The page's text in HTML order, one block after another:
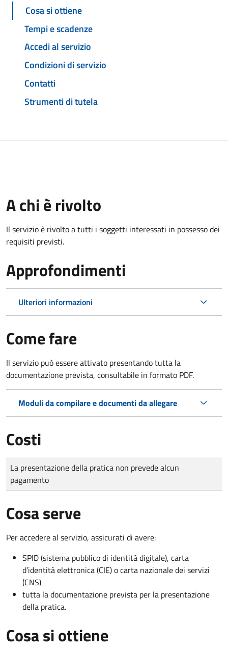
Cosa si ottiene
Tempi e scadenze
Accedi al servizio
Condizioni di servizio
Contatti
Strumenti di tutela
A chi è rivolto
Il servizio è rivolto a tutti i soggetti interessati in possesso dei
requisiti previsti.
Approfondimenti
Ulteriori informazioni
Come fare
Il servizio può essere attivato presentando tutta la
documentazione prevista, consultabile in formato PDF.
Moduli da compilare e documenti da allegare
Costi
Tipo di pagamento
Importo
La presentazione della pratica non prevede alcun
pagamento
Cosa serve
Per accedere al servizio, assicurati di avere:
SPID (sistema pubblico di identità digitale), carta
d’identità elettronica (CIE) o carta nazionale dei servizi
(CNS)
tutta la documentazione prevista per la presentazione
della pratica.
Cosa si ottiene